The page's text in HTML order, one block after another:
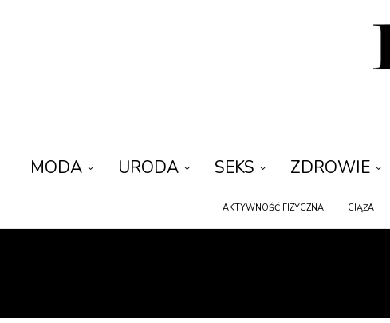
MODA URODA SEKS ZDROWIE
AKTYWNOŚĆ FIZYCZNA CIĄŻA